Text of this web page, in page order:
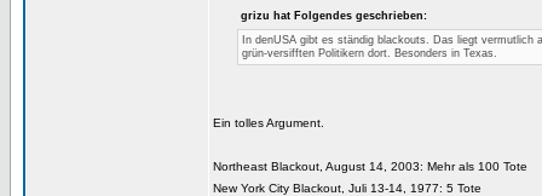
grizu hat Folgendes geschrieben:
In denUSA gibt es ständig blackouts. Das liegt vermutlich
grün-versifften Politikern dort. Besonders in Texas.
Ein tolles Argument.
Northeast Blackout, August 14, 2003: Mehr als 100 Tote
New York City Blackout, Juli 13-14, 1977: 5 Tote